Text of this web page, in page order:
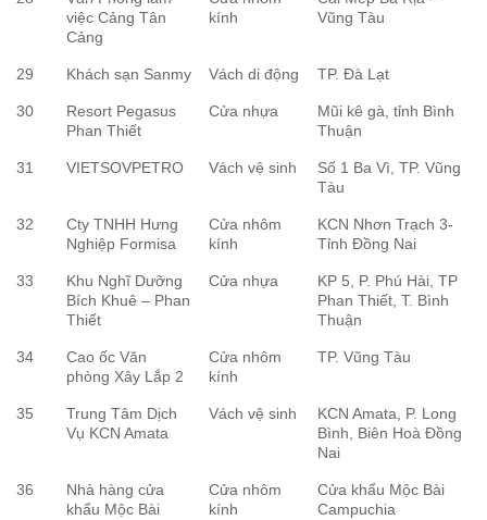
việc Cảng Tân
Cảng
kính
Vũng Tàu
29 Khách sạn Sanmy Vách di động TP. Đà Lạt
30
Resort Pegasus
Phan Thiết
Cửa nhựa
Mũi kê gà, tỉnh Bình
Thuận
31 VIETSOVPETRO Vách vệ sinh
Số 1 Ba Vì, TP. Vũng
Tàu
32
Cty TNHH Hưng
Nghiệp Formisa
Cửa nhôm
kính
KCN Nhơn Trạch 3-
Tỉnh Đồng Nai
33
Khu Nghĩ Dưỡng
Bích Khuê – Phan
Thiết
Cửa nhựa
KP 5, P. Phú Hài, TP
Phan Thiết, T. Bình
Thuận
34
Cao ốc Văn
phòng Xây Lắp 2
Cửa nhôm
kính
TP. Vũng Tàu
35
Trung Tâm Dịch
Vụ KCN Amata
Vách vệ sinh
KCN Amata, P. Long
Bình, Biên Hoà Đồng
Nai
36
Nhà hàng cửa
khẩu Mộc Bài
Cửa nhôm
kính
Cửa khẩu Mộc Bài
Campuchia